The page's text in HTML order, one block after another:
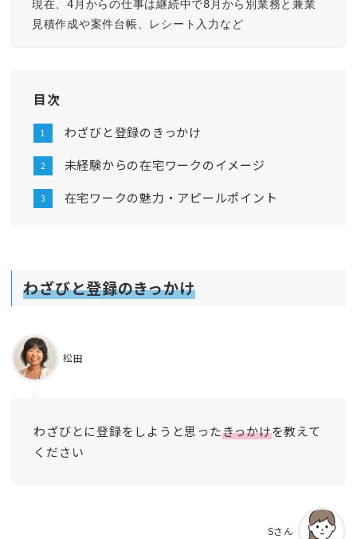
現在、4月からの仕事は継続中で8月から別業務と兼業
見積作成や案件台帳、レシート入力など
目次
わざびと登録のきっかけ
未経験からの在宅ワークのイメージ
在宅ワークの魅力・アピールポイント
わざびと登録のきっかけ
松田
わざびとに登録をしようと思ったきっかけを教えて
ください
Sさん